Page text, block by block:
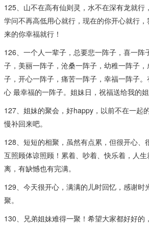
125、山不在高有仙则灵，水不在深有龙就行
学问不再高低用心就行，现在的你开心就行
来的你幸福就行！
126、一个人一辈子，总要悲一阵子，喜一阵
子，美丽一阵子，沧桑一阵子，幼稚一阵子
子，开心一阵子，痛苦一阵子，幸福一阵子
心 最幸福的一阵子。姐妹日，祝福送给我的姐
127、姐妹的聚会，好happy，以前不在一起
慢补回来吧。
128、短短的相聚，虽然有点累，但很开心、
互照顾体谅照顾！累着、吵着、快乐着，人
离，有缺憾也有完满。
129、今天很开心，满满的儿时回忆，感谢时
聚。
130、兄弟姐妹难得一聚！希望大家都好好的